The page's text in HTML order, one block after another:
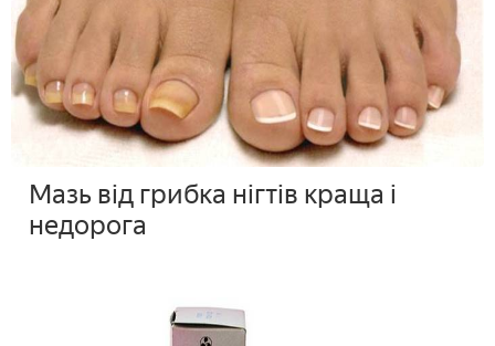
Мазь від грибка нігтів краща і
недорога